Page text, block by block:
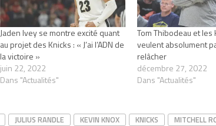
Jaden Ivey se montre excité quant
au projet des Knicks : « J’ai l’ADN de
la victoire »
juin 22, 2022
Dans "Actualités"
Tom Thibodeau et les
veulent absolument
relâcher
décembre 27, 2022
Dans "Actualités"
JULIUS RANDLE KEVIN KNOX KNICKS
MITCHELL